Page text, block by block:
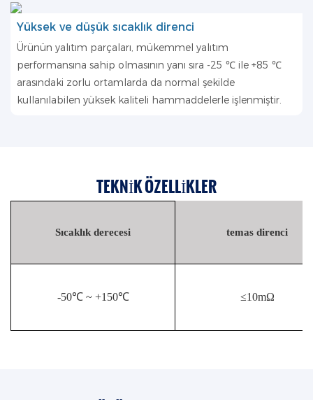
Yüksek ve düşük sıcaklık direnci
Ürünün yalıtım parçaları, mükemmel yalıtım
performansına sahip olmasının yanı sıra -25 ℃ ile +85 ℃
arasındaki zorlu ortamlarda da normal şekilde
kullanılabilen yüksek kaliteli hammaddelerle işlenmiştir.
TEKNIK ÖZELLIKLER
Sıcaklık derecesi temas direnci
-50℃ ~ +150℃ ≤10mΩ